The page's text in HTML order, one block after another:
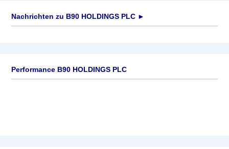
Nachrichten zu B90 HOLDINGS PLC ►
Performance B90 HOLDINGS PLC